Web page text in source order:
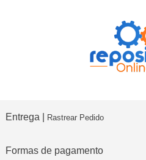
Entrega | Rastrear Pedido
Formas de pagamento